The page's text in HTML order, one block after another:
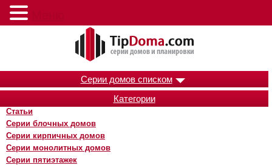
Серии домов списком
Категории
Статьи
Серии блочных домов
Серии кирпичных домов
Серии монолитных домов
Серии пятиэтажек